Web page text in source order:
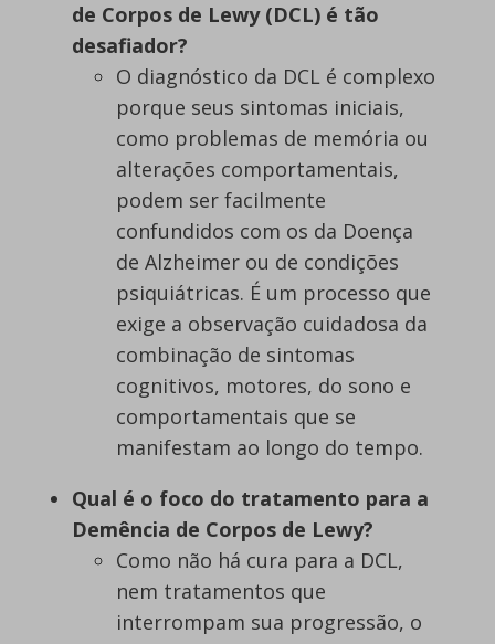
de Corpos de Lewy (DCL) é tão
desafiador?
O diagnóstico da DCL é complexo
porque seus sintomas iniciais,
como problemas de memória ou
alterações comportamentais,
podem ser facilmente
confundidos com os da Doença
de Alzheimer ou de condições
psiquiátricas. É um processo que
exige a observação cuidadosa da
combinação de sintomas
cognitivos, motores, do sono e
comportamentais que se
manifestam ao longo do tempo.
Qual é o foco do tratamento para a
Demência de Corpos de Lewy?
Como não há cura para a DCL,
nem tratamentos que
interrompam sua progressão, o